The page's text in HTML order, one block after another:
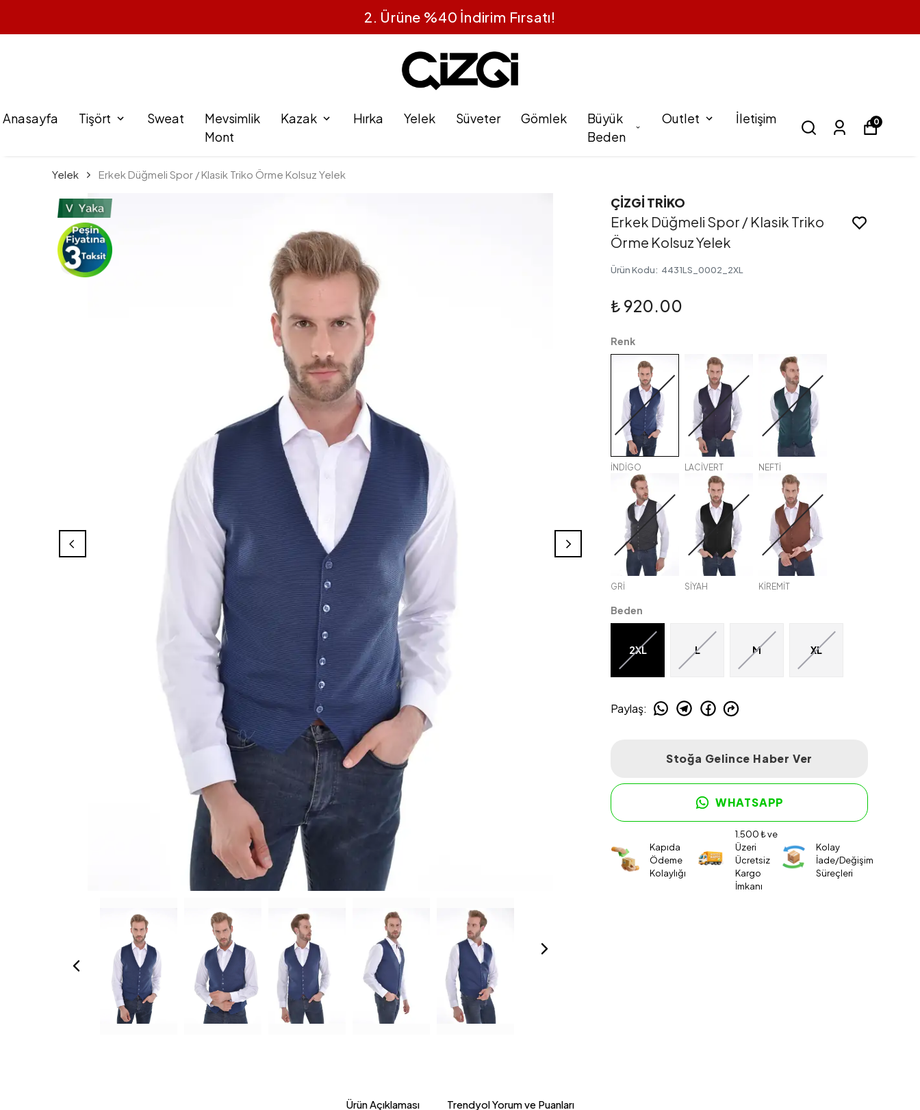
1 Alana 1 Bedava
Anasayfa Tişört Sweat
Mevsimlik
Mont
Kazak Hırka Yelek Süveter Gömlek
Büyük
Beden
Outlet İletişim 0
Yelek Erkek Düğmeli Spor / Klasik Triko Örme Kolsuz Yelek
ÇİZGİ TRİKO
Erkek Düğmeli Spor / Klasik Triko
Örme Kolsuz Yelek
Ürün Kodu: 4431LS_0002_2XL
₺ 920.00
Renk
İNDİGO LACİVERT NEFTİ
GRİ SİYAH KİREMİT
Beden
2XL L M XL
Paylaş:
Stoğa Gelince Haber Ver
WHATSAPP
Kapıda
Ödeme
Kolaylığı
1.500 ₺ ve
Üzeri
Ücretsiz
Kargo
İmkanı
Kolay
İade/Değişim
Süreçleri
Ürün Açıklaması Trendyol Yorum ve Puanları